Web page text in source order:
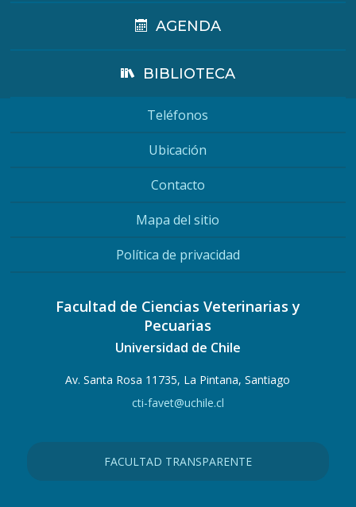
AGENDA
BIBLIOTECA
Teléfonos
Ubicación
Contacto
Mapa del sitio
Política de privacidad
Facultad de Ciencias Veterinarias y
Pecuarias
Universidad de Chile
Av. Santa Rosa 11735, La Pintana, Santiago
cti-favet@uchile.cl
FACULTAD TRANSPARENTE